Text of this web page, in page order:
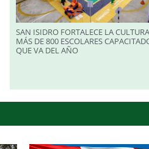
SAN ISIDRO FORTALECE LA
MÁS DE 800 ESCOLARES
QUE VA DEL AÑO